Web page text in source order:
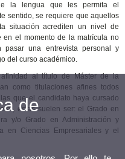
la lengua que les permita el
sentido, se requiere que aquellos
situación acrediten un nivel de
en el momento de la matrícula no
pasar una entrevista personal y
del curso académico.
al título de Máster de la
como titulaciones afines todos
que el candidato haya cursado
éstas suelen ser: el Grado en
y/o Grado en Administración y
en Ciencias Empresariales y el
de